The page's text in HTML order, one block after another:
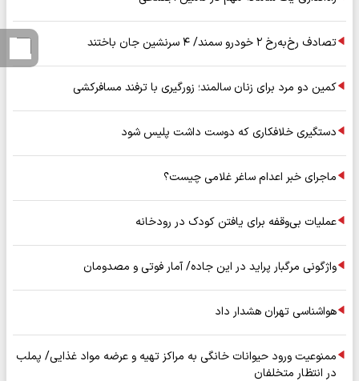
تصادف رخ‌به‌رخ ۲ خودرو سمند/ ۴ سرنشین جان باختند
کمین دو مرد برای زنان سالمند؛ زورگیری با ترفند مسافرکشی
دستگیری خلافکاری که دوست داشت پلیس شود
ماجرای خبر اعدام ساغر غلامی چیست؟
عملیات بی‌وقفه برای یافتن کودک در رودخانه
واژگونی مرگبار پراید در این جاده/ آمار فوتی و مصدومان
هواشناسی تهران هشدار داد
ممنوعیت ورود حیوانات خانگی به مراکز تهیه و عرضه مواد غذایی/ پملب
در انتظار متخلفان